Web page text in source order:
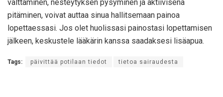
välttäminen, nesteytyksen pysyminen ja aktiivisena
pitäminen, voivat auttaa sinua hallitsemaan painoa
lopettaessasi. Jos olet huolissasi painostasi lopettamisen
jälkeen, keskustele lääkärin kanssa saadaksesi lisäapua.
Tags: päivittää potilaan tiedot tietoa sairaudesta